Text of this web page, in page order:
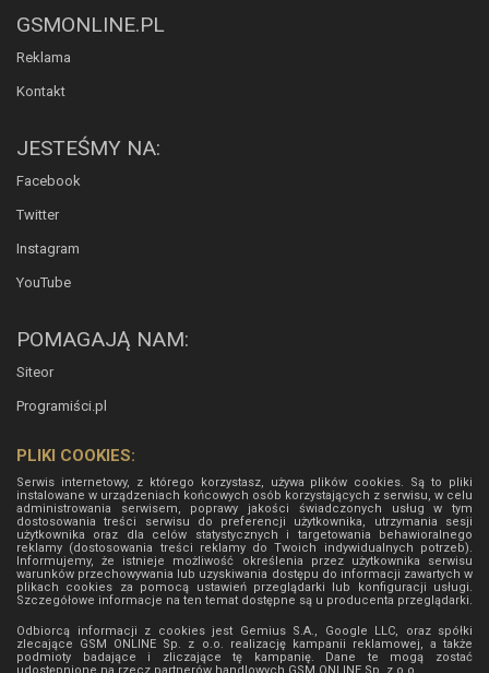
GSMONLINE.PL
Reklama
Kontakt
JESTEŚMY NA:
Facebook
Twitter
Instagram
YouTube
POMAGAJĄ NAM:
Siteor
Programiści.pl
PLIKI COOKIES:
Serwis internetowy, z którego korzystasz, używa plików cookies. Są to pliki
instalowane w urządzeniach końcowych osób korzystających z serwisu, w celu
administrowania serwisem, poprawy jakości świadczonych usług w tym
dostosowania treści serwisu do preferencji użytkownika, utrzymania sesji
użytkownika oraz dla celów statystycznych i targetowania behawioralnego
reklamy (dostosowania treści reklamy do Twoich indywidualnych potrzeb).
Informujemy, że istnieje możliwość określenia przez użytkownika serwisu
warunków przechowywania lub uzyskiwania dostępu do informacji zawartych w
plikach cookies za pomocą ustawień przeglądarki lub konfiguracji usługi.
Szczegółowe informacje na ten temat dostępne są u producenta przeglądarki.
Odbiorcą informacji z cookies jest Gemius S.A., Google LLC, oraz spółki
zlecające GSM ONLINE Sp. z o.o. realizację kampanii reklamowej, a także
podmioty badające i zliczające tę kampanię. Dane te mogą zostać
udostępnione na rzecz partnerów handlowych GSM ONLINE Sp. z o.o.